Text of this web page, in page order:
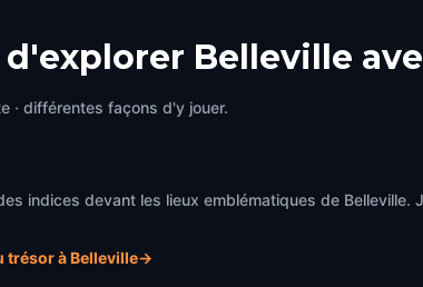
d'explorer Belleville
· différentes façons d'y jouer.
indices devant les lieux emblématiques de
trésor à Belleville→